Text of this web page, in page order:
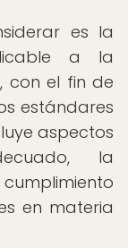
es la
a la
con el fin de
estándares
aspectos
la
en materia